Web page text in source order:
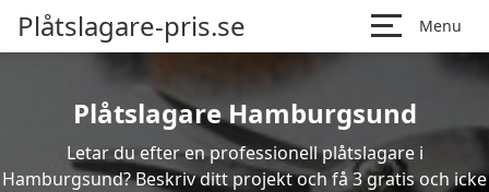
Plåtslagare-pris.se Menu
Plåtslagare Hamburgsund
Letar du efter en professionell plåtslagare i
Hamburgsund? Beskriv ditt projekt och få 3 gratis och icke